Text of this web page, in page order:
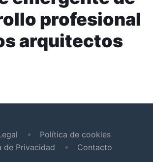
profesional
arquitectos
Política de cookies
de Privacidad
Contacto